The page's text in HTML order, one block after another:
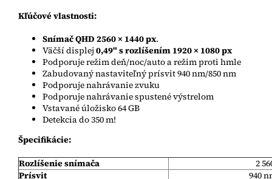
Kľúčové vlastnosti:
Snímač QHD 2560 × 1440 px.
Väčší displej0,49" s rozlíšením 1920 × 1080 px
Podporuje režim deň/noc/auto a režim proti hmle
Zabudovaný nastaviteľný prísvit 940 nm/850 nm
Podporuje nahrávanie zvuku
Podporuje nahrávanie spustené výstrelom
Vstavané úložisko 64 GB
Detekcia do 350 m!
Špecifikácie:
Rozlíšenie snímača
2
Prísvit
940